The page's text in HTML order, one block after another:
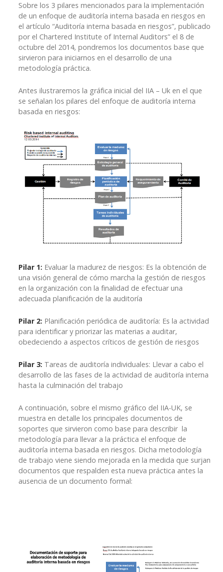
Sobre los 3 pilares mencionados para la implementación
de un enfoque de auditoría interna basada en riesgos en
el artículo “Auditoría interna basada en riesgos”, publicado
por el Chartered Institute of Internal Auditors” el 8 de
octubre del 2014, pondremos los documentos base que
sirvieron para iniciarnos en el desarrollo de una
metodología práctica.
Antes ilustraremos la gráfica inicial del IIA – Uk en el que
se señalan los pilares del enfoque de auditoría interna
basada en riesgos:
Pilar 1: Evaluar la madurez de riesgos: Es la obtención de
una visión general de cómo marcha la gestión de riesgos
en la organización con la finalidad de efectuar una
adecuada planificación de la auditoría
Pilar 2: Planificación periódica de auditoría: Es la actividad
para identificar y priorizar las materias a auditar,
obedeciendo a aspectos críticos de gestión de riesgos
Pilar 3: Tareas de auditoría individuales: Llevar a cabo el
desarrollo de las fases de la actividad de auditoría interna
hasta la culminación del trabajo
A continuación, sobre el mismo gráfico del IIA-UK, se
muestra en detalle los principales documentos de
soportes que sirvieron como base para describir la
metodología para llevar a la práctica el enfoque de
auditoría interna basada en riesgos. Dicha metodología
de trabajo viene siendo mejorada en la medida que surjan
documentos que respalden esta nueva práctica antes la
ausencia de un documento formal: